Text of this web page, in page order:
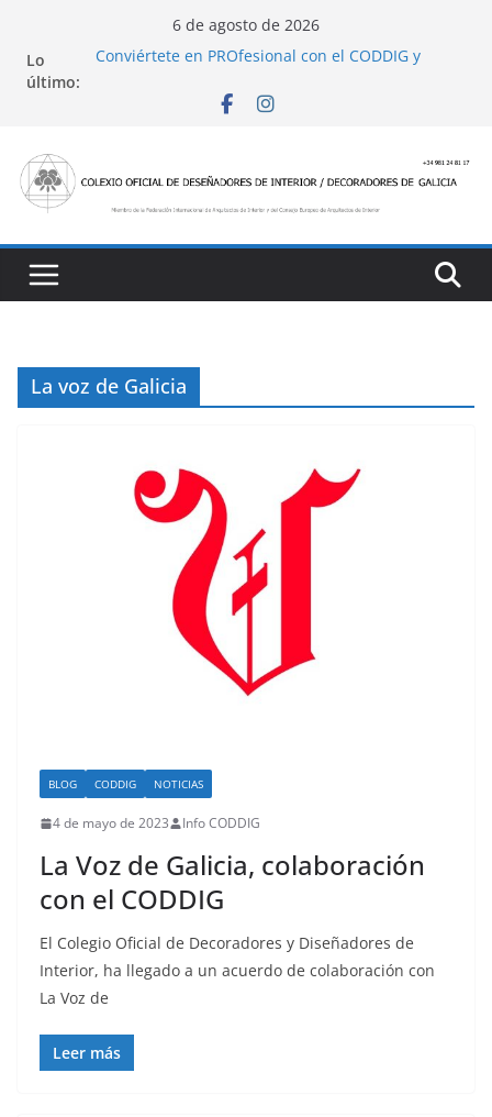
contenido
6 de agosto de 2026
Lo
último:
Conviértete en PROfesional con el CODDIG y
Ayudas para mejoras de establecimientos
San Marcial 2025
La voz de Galicia
BLOG CODDIG NOTICIAS
4 de mayo de 2023 Info CODDIG
La Voz de Galicia, colaboración
con el CODDIG
El Colegio Oficial de Decoradores y Diseñadores de
Interior, ha llegado a un acuerdo de colaboración con
La Voz de
Leer más